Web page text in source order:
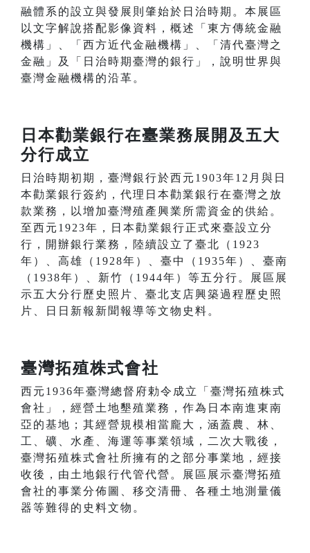
融體系的設立與發展則肇始於日治時期。本展區
以文字解說搭配影像資料，概述「東方傳統金融
機構」、「西方近代金融機構」、「清代臺灣之
金融」及「日治時期臺灣的銀行」，說明世界與
臺灣金融機構的沿革。
日本勸業銀行在臺業務展開及五大
分行成立
日治時期初期，臺灣銀行於西元1903年12月與日
本勸業銀行簽約，代理日本勸業銀行在臺灣之放
款業務，以增加臺灣殖產興業所需資金的供給。
至西元1923年，日本勸業銀行正式來臺設立分
行，開辦銀行業務，陸續設立了臺北（1923
年）、高雄（1928年）、臺中（1935年）、臺南
（1938年）、新竹（1944年）等五分行。展區展
示五大分行歷史照片、臺北支店興築過程歷史照
片、日日新報新聞報導等文物史料。
臺灣拓殖株式會社
西元1936年臺灣總督府勅令成立「臺灣拓殖株式
會社」，經營土地墾殖業務，作為日本南進東南
亞的基地；其經營規模相當龐大，涵蓋農、林、
工、礦、水產、海運等事業領域，二次大戰後，
臺灣拓殖株式會社所擁有的之部分事業地，經接
收後，由土地銀行代管代營。展區展示臺灣拓殖
會社的事業分佈圖、移交清冊、各種土地測量儀
器等難得的史料文物。